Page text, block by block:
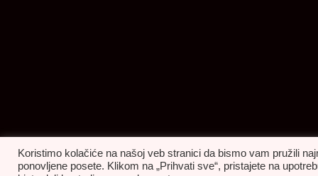
Koristimo kolačiće na našoj veb stranici da bismo vam pružili
ponovljene posete. Klikom na „Prihvati sve“, pristajete na